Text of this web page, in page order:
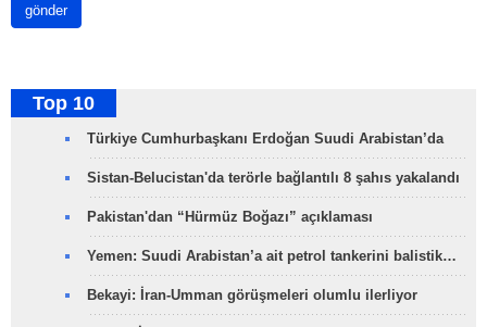
gönder
Top 10
Türkiye Cumhurbaşkanı Erdoğan Suudi Arabistan’da
Sistan-Belucistan'da terörle bağlantılı 8 şahıs yakalandı
Pakistan'dan “Hürmüz Boğazı” açıklaması
Yemen: Suudi Arabistan’a ait petrol tankerini balistik…
Bekayi: İran-Umman görüşmeleri olumlu ilerliyor